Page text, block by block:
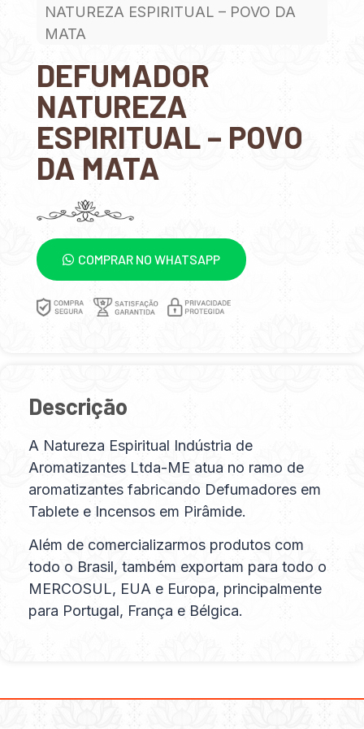
NATUREZA ESPIRITUAL – POVO DA
MATA
DEFUMADOR
NATUREZA
ESPIRITUAL – POVO
DA MATA
COMPRAR NO WHATSAPP
Descrição
A Natureza Espiritual Indústria de
Aromatizantes Ltda-ME atua no ramo de
aromatizantes fabricando Defumadores em
Tablete e Incensos em Pirâmide.
Além de comercializarmos produtos com
todo o Brasil, também exportam para todo o
MERCOSUL, EUA e Europa, principalmente
para Portugal, França e Bélgica.